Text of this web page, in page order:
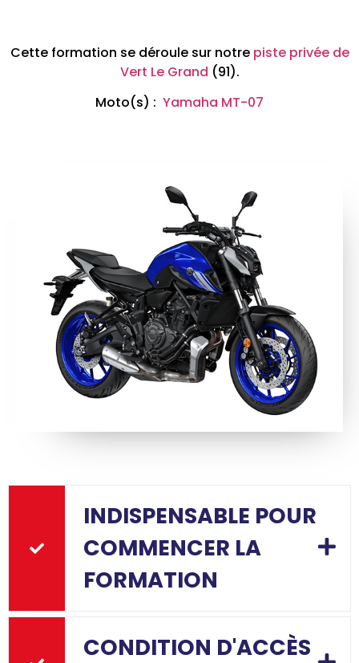
Cette formation se déroule sur notre piste privée de
Vert Le Grand (91).
Moto(s) : Yamaha MT-07
INDISPENSABLE POUR
COMMENCER LA
FORMATION
CONDITION D'ACCÈS